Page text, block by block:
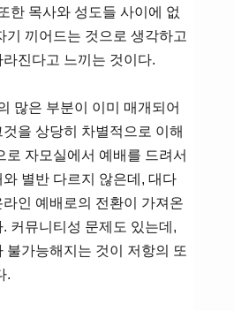
한 목사와 성도들 사이에 없
기 끼어드는 것으로 생각하고
진다고 느끼는 것이다.
많은 부분이 이미 매개되어
을 상당히 차별적으로 이해
로 자모실에서 예배를 드려서
별반 다르지 않은데, 대다
인 예배로의 전환이 가져온
커뮤니티성 문제도 있는데,
불가능해지는 것이 저항의 또
.